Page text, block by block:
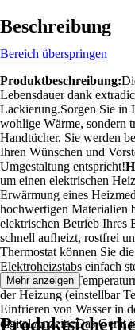
Beschreibung
Bereich überspringen
Produktbeschreibung:
Lebensdauer dank
Lackierung.Sorgen Sie in
wohlige Wärme, sondern
Handtücher. Sie werden
Ihren Wünschen und
Umgestaltung entspricht!
um einen elektrischen
Erwärmung eines
hochwertigen Materialien
elektrischen Betrieb Ihres
schnell aufheizt, rostfrei
Thermostat können Sie
Elektroheizstabs einfach
elektronischen
der Heizung (einstellbar
Einfrieren von Wasser in
digital AnzeigeDas Gerät
Mehr anzeigen